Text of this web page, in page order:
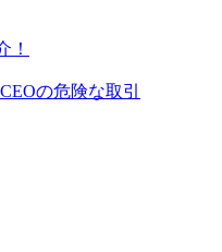
！
の危険な取引